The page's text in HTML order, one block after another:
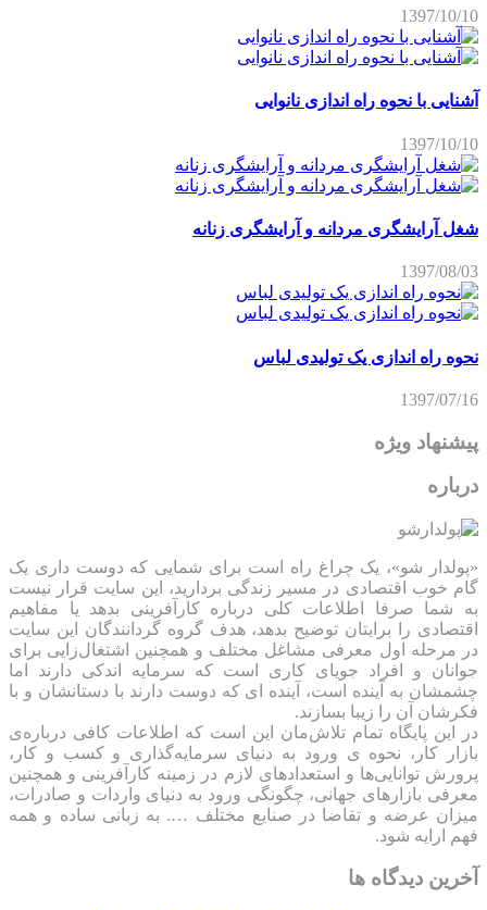
1397/10/10
آشنایی با نحوه راه اندازی نانوایی
1397/10/10
شغل آرایشگری مردانه و آرایشگری زنانه
1397/08/03
نحوه راه اندازی یک تولیدی لباس
1397/07/16
پیشنهاد ویژه
درباره
«پولدار شو»، یک چراغ راه است برای شمایی که دوست داری یک
گام خوب اقتصادی در مسیر زندگی بردارید، این سایت قرار نیست
به شما صرفا اطلاعات کلی درباره کارآفرینی بدهد یا مفاهیم
اقتصادی را برایتان توضیح بدهد، هدف گروه گردانندگان این سایت
در مرحله اول معرفی مشاغل مختلف و همچنین اشتغال‌زایی برای
جوانان و افراد جویای کاری است که سرمایه اندکی دارند اما
چشمشان به آینده است، آینده ای که دوست دارند با دستانشان و با
فکرشان آن را زیبا بسازند.
در این پایگاه تمام تلاش‌مان این است که ‌اطلاعات کافی درباره‌ی
بازار کار، نحوه ی ورود به دنیای سرمایه‌گذاری و کسب و کار،
پرورش توانایی‌ها و استعدادهای لازم در زمینه کارآفرینی و همچنین
معرفی بازارهای جهانی، چگونگی ورود به دنیای واردات و صادرات،
میزان عرضه و تقاضا در صنایع مختلف …. به زبانی ساده و همه
فهم ارایه شود.
آخرین دیدگاه ها